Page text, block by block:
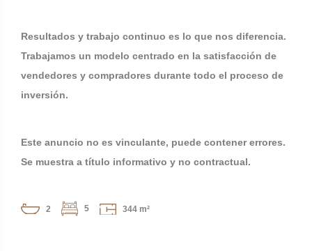
Resultados y trabajo continuo es lo que nos diferencia.
Trabajamos un modelo centrado en la satisfacción de
vendedores y compradores durante todo el proceso de
inversión.
Este anuncio no es vinculante, puede contener errores.
Se muestra a título informativo y no contractual.
2 5 344 m²